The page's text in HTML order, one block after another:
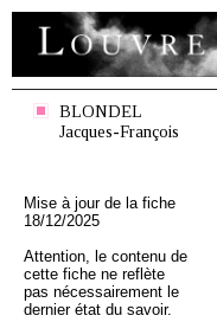
BLONDEL
Jacques-François
Mise à jour de la fiche
18/12/2025
Attention, le contenu de
cette fiche ne reflète
pas nécessairement le
dernier état du savoir.